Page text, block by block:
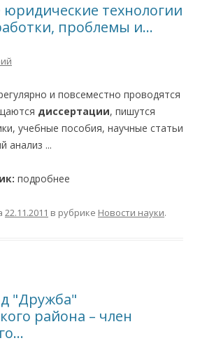
технологии
проблемы и…
и повсеместно проводятся
диссертации, пишутся
учебные пособия, научные статьи
анализ ...
подробнее
22.11.2011 в рубрике Новости науки.
"Дружба"
района – член